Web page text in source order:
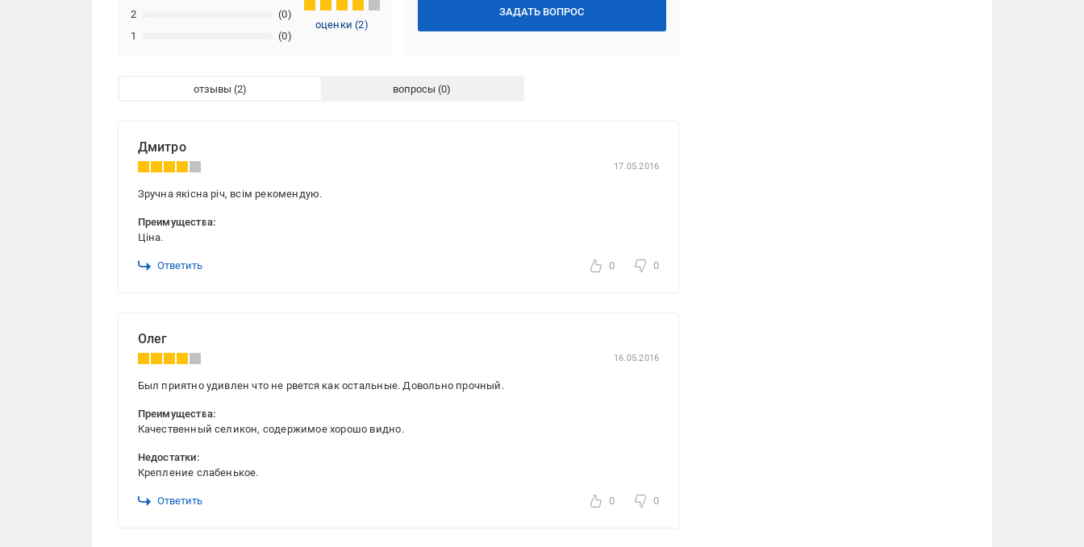
ЗАДАТЬ ВОПРОС
1 (0)
2 (0)
оценки(2)
отзывы вопросы
Дмитро
17.05.2016
Зручна якісна річ, всім рекомендую.
Преимущества:
Ціна.
Ответить 0 0
Олег
16.05.2016
Был приятно удивлен что не рвется как остальные. Довольно прочный.
Преимущества:
Качественный селикон, содержимое хорошо видно.
Недостатки:
Крепление слабенькое.
Ответить 0 0